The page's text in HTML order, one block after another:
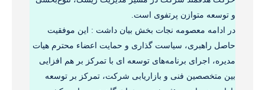
و توسعه متوازن پرتفوی است.